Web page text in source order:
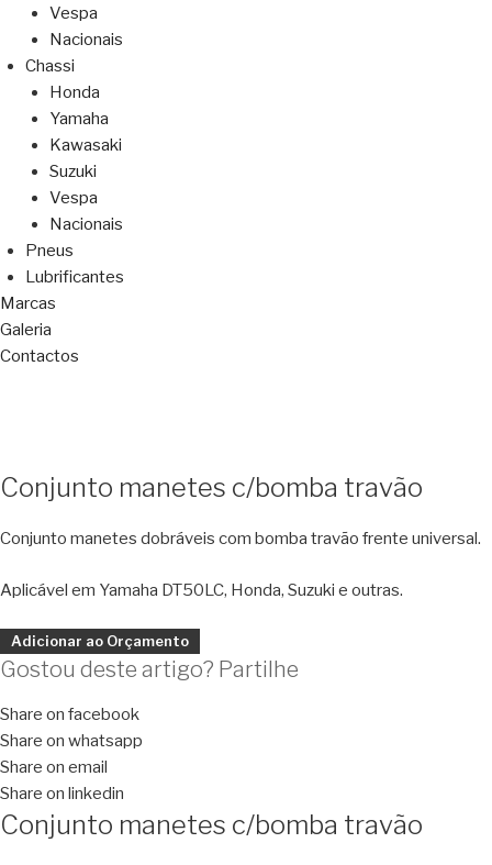
Vespa
Nacionais
Chassi
Honda
Yamaha
Kawasaki
Suzuki
Vespa
Nacionais
Pneus
Lubrificantes
Marcas
Galeria
Contactos
Conjunto manetes c/bomba travão
Conjunto manetes dobráveis com bomba travão frente universal.
Aplicável em Yamaha DT50LC, Honda, Suzuki e outras.
Adicionar ao Orçamento
Gostou deste artigo? Partilhe
Share on facebook
Share on whatsapp
Share on email
Share on linkedin
Conjunto manetes c/bomba travão